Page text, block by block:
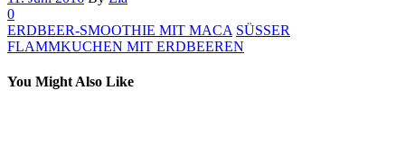
0
ERDBEER-SMOOTHIE MIT MACA SÜSSER
FLAMMKUCHEN MIT ERDBEEREN
You Might Also Like